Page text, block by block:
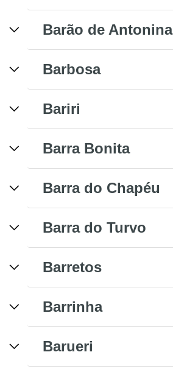
Barão de Antonina
Barbosa
Bariri
Barra Bonita
Barra do Chapéu
Barra do Turvo
Barretos
Barrinha
Barueri